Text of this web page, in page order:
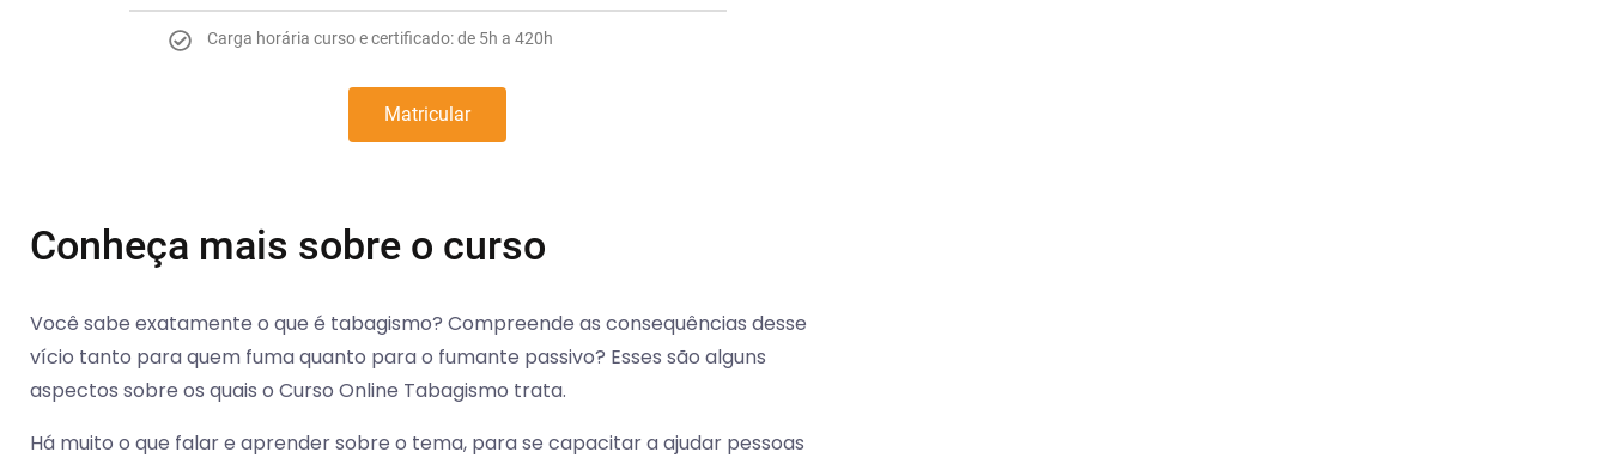
Carga horária curso e certificado: de 5h a 420h
Matricular
Conheça mais sobre o curso
Você sabe exatamente o que é tabagismo? Compreende as consequências desse
vício tanto para quem fuma quanto para o fumante passivo? Esses são alguns
aspectos sobre os quais o Curso Online Tabagismo trata.
Há muito o que falar e aprender sobre o tema, para se capacitar a ajudar pessoas